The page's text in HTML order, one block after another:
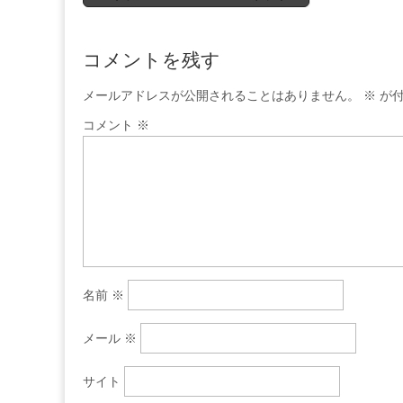
コメントを残す
メールアドレスが公開されることはありません。 ※ が
コメント ※
名前 ※
メール ※
サイト